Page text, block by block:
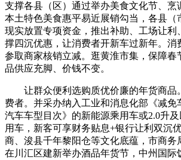
支撑各县（区）通过举办美食文化节、烹
本土特色美食惠平易近展销勾当，各县（
现实放置专项资金，推出补助、工场让利
撑四沉优惠，让消费者开新车过新年。消
参取商家核销立减。逛黄淮市集，保障春
品供应充脚、价钱不变。
让群众便利选购质优价廉的年货商品
费者。并采办纳入工业和消息化部《减免
汽车车型目次》的新能源乘用车或2.0升
用车，新客可享财务贴息+银行让利双沉
商、浚县千年黎阳仓等文化底蕴，市商务
在川汇区建新举办酒品年货节，中州国际